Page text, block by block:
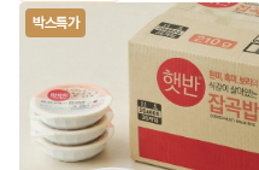
박스특가